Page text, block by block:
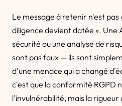
Le message à retenir n'est pas
diligence devient datée ». Une
sécurité ou une analyse de
sont pas faux — ils sont
d'une menace qui a changé
c'est que la conformité RGPD
l'invulnérabilité, mais la